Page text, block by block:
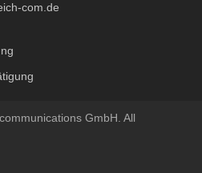
com.de
GmbH. All